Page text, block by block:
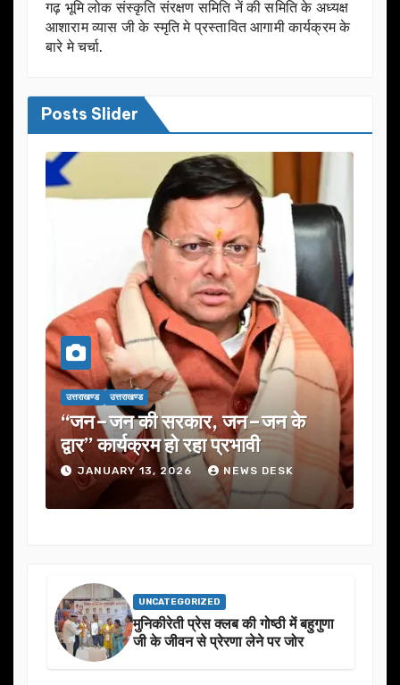
गढ़ भूमि लोक संस्कृति संरक्षण समिति नें की समिति के अध्यक्ष
आशाराम व्यास जी के स्मृति मे प्रस्तावित आगामी कार्यक्रम के
बारे मे चर्चा.
Posts Slider
उत्तराखण्ड उत्तराखण्ड
“जन–जन की सरकार, जन–जन के
द्वार” कार्यक्रम हो रहा प्रभावी
JANUARY 13, 2026 NEWS DESK
UNCATEGORIZED
मुनिकीरेती प्रेस क्लब की गोष्ठी में बहुगुणा
जी के जीवन से प्रेरणा लेने पर जोर